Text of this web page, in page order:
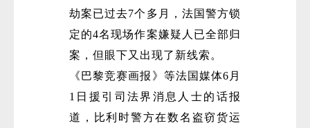
劫案已过去7个多月，法国警方锁
定的4名现场作案嫌疑人已全部归
案，但眼下又出现了新线索。
《巴黎竞赛画报》等法国媒体6月
1日援引司法界消息人士的话报
道，比利时警方在数名盗窃货运